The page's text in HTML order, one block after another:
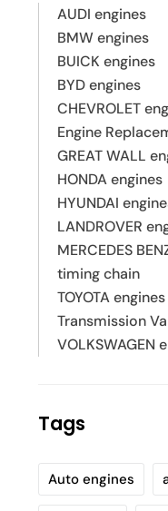
AUDI engines
BMW engines
BUICK engines
BYD engines
CHEVROLET
Engine
GREAT WALL
HONDA engines
HYUNDAI
LANDROVER
MERCEDES
timing chain
TOYOTA engines
Transmission
VOLKSWAGEN
Tags
Auto engines